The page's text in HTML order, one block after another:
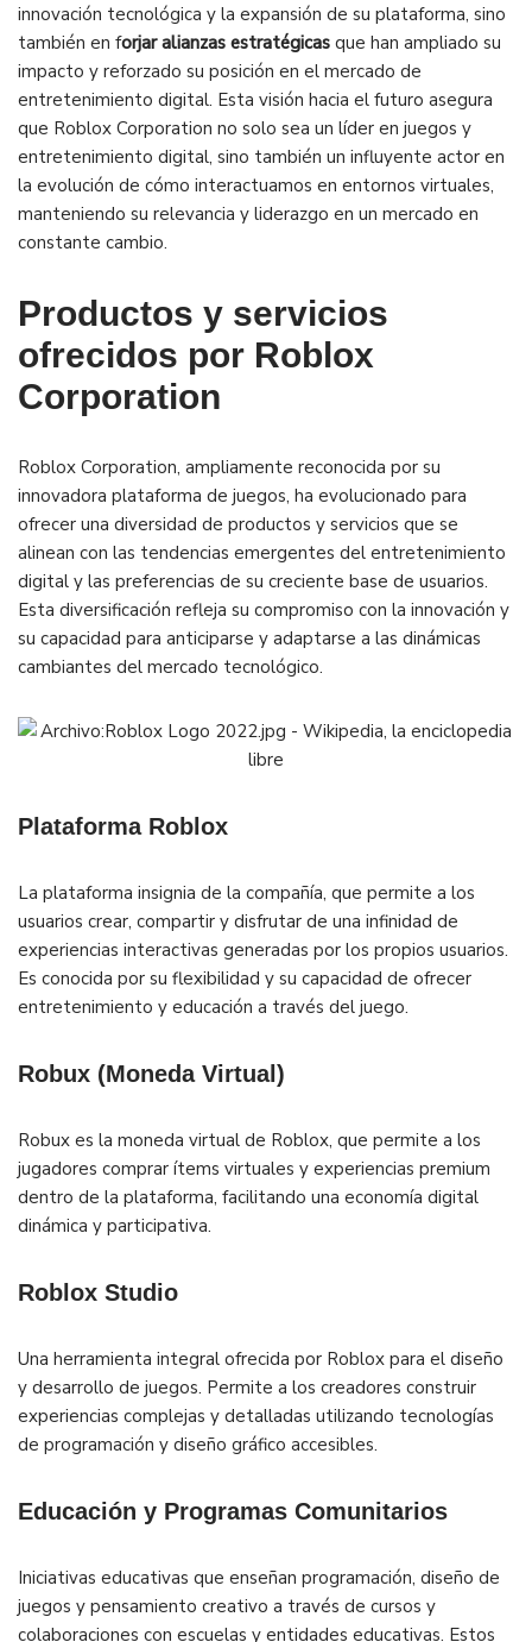
innovación tecnológica y la expansión de su plataforma, sino
también en forjar alianzas estratégicas que han ampliado su
impacto y reforzado su posición en el mercado de
entretenimiento digital. Esta visión hacia el futuro asegura
que Roblox Corporation no solo sea un líder en juegos y
entretenimiento digital, sino también un influyente actor en
la evolución de cómo interactuamos en entornos virtuales,
manteniendo su relevancia y liderazgo en un mercado en
constante cambio.
Productos y servicios
ofrecidos por Roblox
Corporation
Roblox Corporation, ampliamente reconocida por su
innovadora plataforma de juegos, ha evolucionado para
ofrecer una diversidad de productos y servicios que se
alinean con las tendencias emergentes del entretenimiento
digital y las preferencias de su creciente base de usuarios.
Esta diversificación refleja su compromiso con la innovación y
su capacidad para anticiparse y adaptarse a las dinámicas
cambiantes del mercado tecnológico.
Plataforma Roblox
La plataforma insignia de la compañía, que permite a los
usuarios crear, compartir y disfrutar de una infinidad de
experiencias interactivas generadas por los propios usuarios.
Es conocida por su flexibilidad y su capacidad de ofrecer
entretenimiento y educación a través del juego.
Robux (Moneda Virtual)
Robux es la moneda virtual de Roblox, que permite a los
jugadores comprar ítems virtuales y experiencias premium
dentro de la plataforma, facilitando una economía digital
dinámica y participativa.
Roblox Studio
Una herramienta integral ofrecida por Roblox para el diseño
y desarrollo de juegos. Permite a los creadores construir
experiencias complejas y detalladas utilizando tecnologías
de programación y diseño gráfico accesibles.
Educación y Programas Comunitarios
Iniciativas educativas que enseñan programación, diseño de
juegos y pensamiento creativo a través de cursos y
colaboraciones con escuelas y entidades educativas. Estos